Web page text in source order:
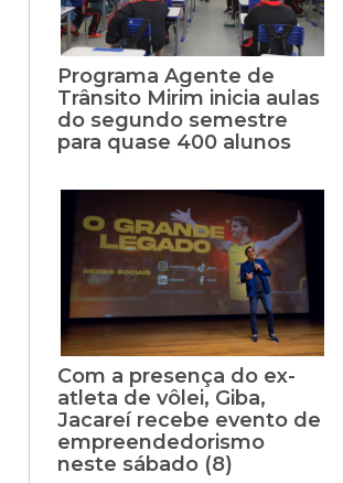
Programa Agente de
Trânsito Mirim inicia aulas
do segundo semestre
para quase 400 alunos
Com a presença do ex-
atleta de vôlei, Giba,
Jacareí recebe evento de
empreendedorismo
neste sábado (8)